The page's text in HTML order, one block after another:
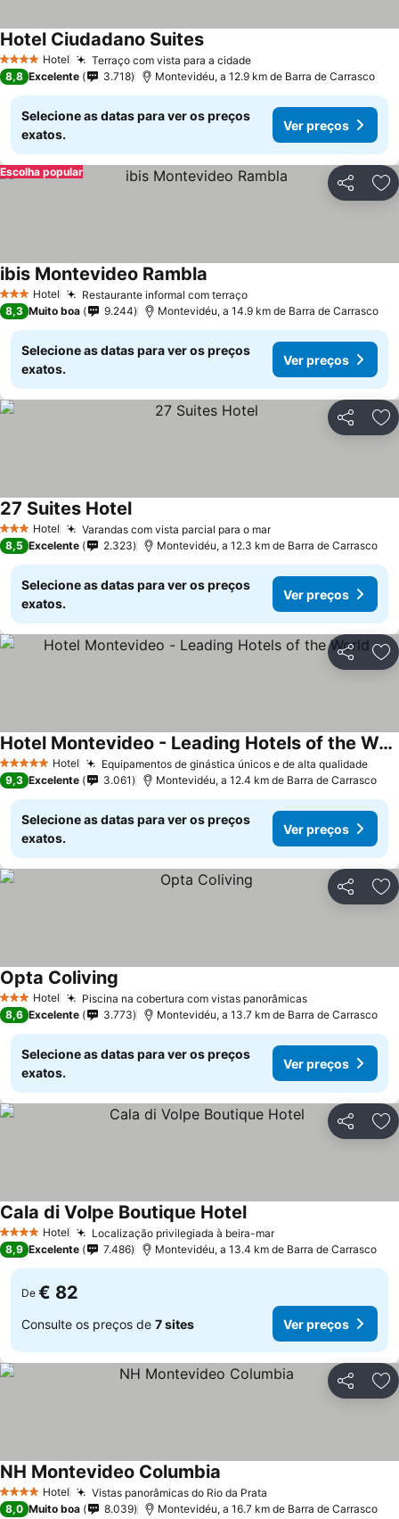
4 EstrelasHotel Terraço com vista para a cidade
Hotel Ciudadano Suites
8,8 Excelente 3.718 Montevidéu, a 12.9 km de Barra de Carrasco
Selecione as datas para ver os preços
exatos.
Ver preços
Partilhar
Escolha popular
3 EstrelasHotel Restaurante informal com terraço
ibis Montevideo Rambla
8,3 Muito boa 9.244 Montevidéu, a 14.9 km de Barra de Carrasco
Selecione as datas para ver os preços
exatos.
Ver preços
Partilhar
3 EstrelasHotel Varandas com vista parcial para o mar
27 Suites Hotel
8,5 Excelente 2.323 Montevidéu, a 12.3 km de Barra de Carrasco
Selecione as datas para ver os preços
exatos.
Ver preços
Partilhar
5 Estrelas Hotel Equipamentos de ginástica únicos e de alta qualidade
Hotel Montevideo - Leading Hotels of the World
9,3 Excelente 3.061 Montevidéu, a 12.4 km de Barra de Carrasco
Selecione as datas para ver os preços
exatos.
Ver preços
Partilhar
3 EstrelasHotel Piscina na cobertura com vistas panorâmicas
Opta Coliving
8,6 Excelente 3.773 Montevidéu, a 13.7 km de Barra de Carrasco
Selecione as datas para ver os preços
exatos.
Ver preços
Partilhar
4 EstrelasHotel Localização privilegiada à beira-mar
Cala di Volpe Boutique Hotel
8,9 Excelente 7.486 Montevidéu, a 13.4 km de Barra de Carrasco
De € 82
Consulte os preços de 7 sites Ver preços
Partilhar
4 EstrelasHotel Vistas panorâmicas do Rio da Prata
NH Montevideo Columbia
8,0 Muito boa 8.039 Montevidéu, a 16.7 km de Barra de Carrasco